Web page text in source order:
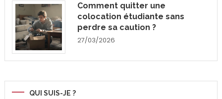
Comment quitter une
colocation étudiante sans
perdre sa caution ?
27/03/2026
QUI SUIS-JE ?